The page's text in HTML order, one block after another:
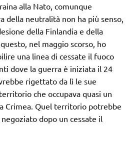
alla Nato, comunque
della neutralità non ha più senso,
della Finlandia e della
nel maggio scorso, ho
una linea di cessate il fuoco
dove la guerra è iniziata il 24
rigettato da lì le sue
che occupava quasi un
Crimea. Quel territorio potrebbe
dopo un cessate il